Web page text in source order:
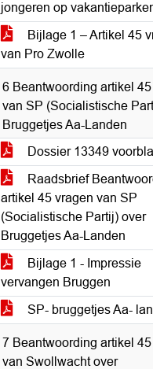
jongeren op
Bijlage 1 – Artikel 45
van Pro Zwolle
6 Beantwoording artikel
van SP (Socialistische
Bruggetjes Aa-Landen
Dossier 13349
Raadsbrief
artikel 45 vragen van SP
(Socialistische Partij) over
Bruggetjes Aa-Landen
Bijlage 1 - Impressie
vervangen Bruggen
SP- bruggetjes Aa-
7 Beantwoording artikel
van Swollwacht over